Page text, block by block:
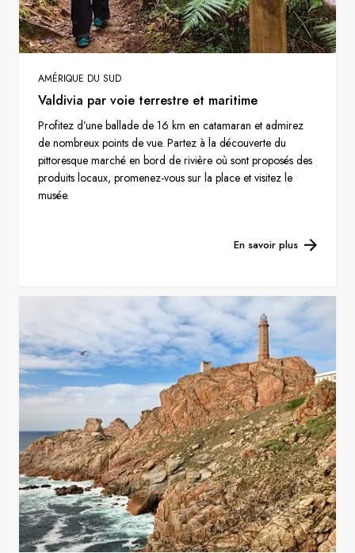
AMÉRIQUE DU SUD
Valdivia par voie terrestre et maritime
Profitez d’une ballade de 16 km en catamaran et admirez
de nombreux points de vue. Partez à la découverte du
pittoresque marché en bord de rivière où sont proposés des
produits locaux, promenez-vous sur la place et visitez le
musée.
En savoir plus